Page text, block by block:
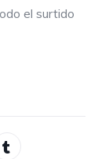
el surtido